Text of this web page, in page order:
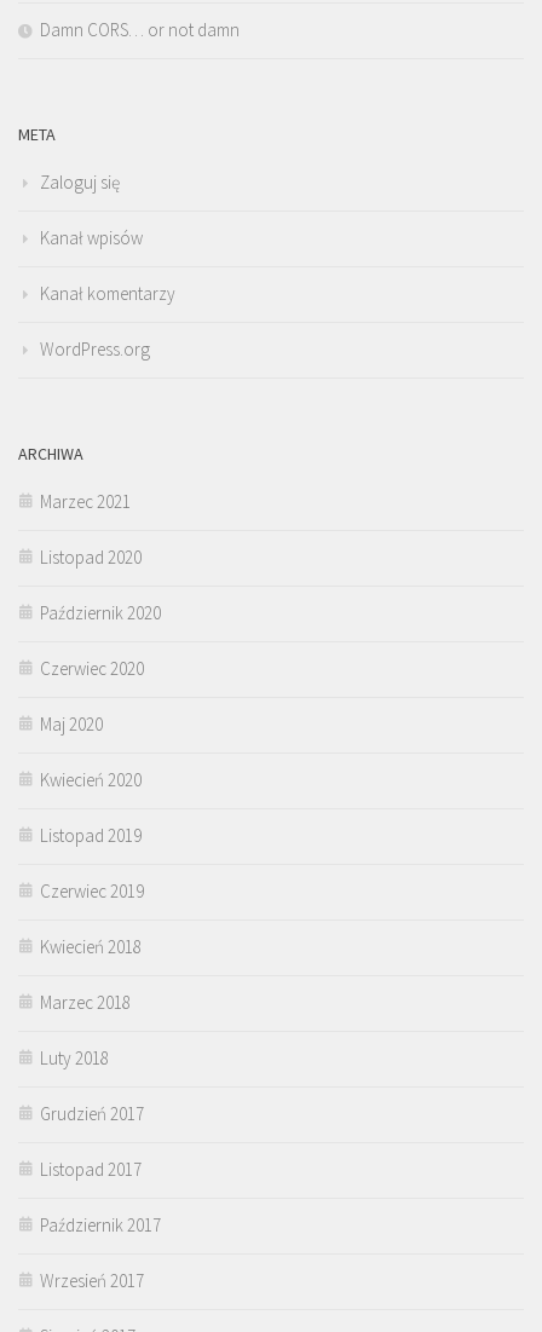
Damn CORS… or not damn
META
Zaloguj się
Kanał wpisów
Kanał komentarzy
WordPress.org
ARCHIWA
Marzec 2021
Listopad 2020
Październik 2020
Czerwiec 2020
Maj 2020
Kwiecień 2020
Listopad 2019
Czerwiec 2019
Kwiecień 2018
Marzec 2018
Luty 2018
Grudzień 2017
Listopad 2017
Październik 2017
Wrzesień 2017